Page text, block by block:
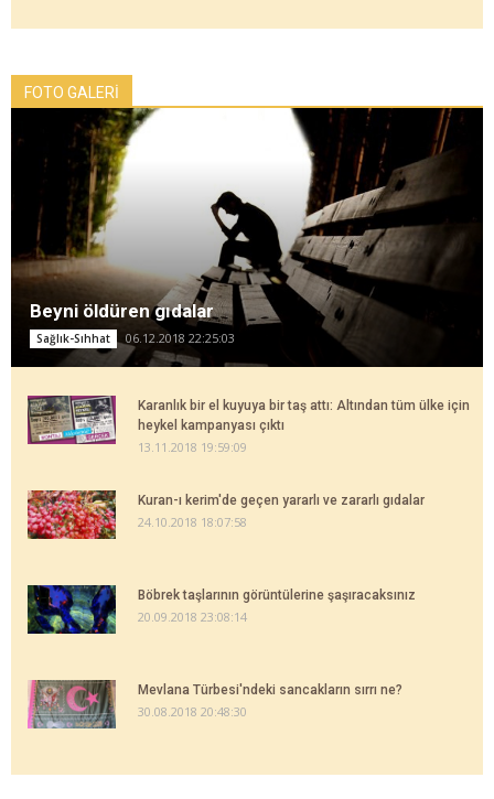
FOTO GALERİ
Beyni öldüren gıdalar
Sağlık-Sıhhat 06.12.2018 22:25:03
Karanlık bir el kuyuya bir taş attı: Altından tüm ülke için
heykel kampanyası çıktı
13.11.2018 19:59:09
Kuran-ı kerim'de geçen yararlı ve zararlı gıdalar
24.10.2018 18:07:58
Böbrek taşlarının görüntülerine şaşıracaksınız
20.09.2018 23:08:14
Mevlana Türbesi'ndeki sancakların sırrı ne?
30.08.2018 20:48:30